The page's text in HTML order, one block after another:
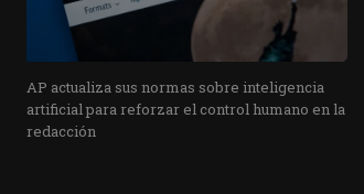
AP actualiza sus normas sobre inteligencia
artificial para reforzar el control humano en la
redacción